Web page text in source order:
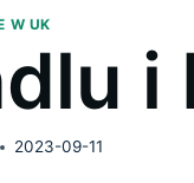
W UK
i
2023-09-11